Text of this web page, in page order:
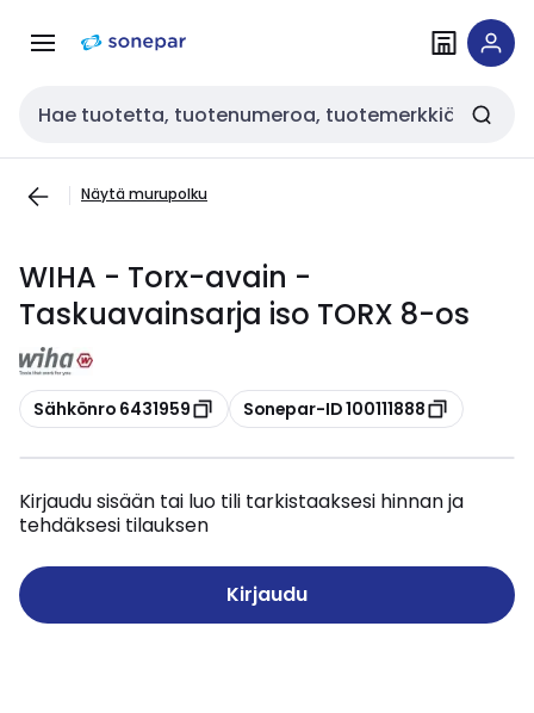
navigointiinsisältöön
Haku
Näytä murupolku
WIHA - Torx-avain -
Taskuavainsarja iso TORX 8-os
Kopioi
Sähkönro 6431959 Kopioi
Sonepar-ID 100111888
Kirjaudu sisään tai luo tili tarkistaaksesi hinnan ja
tehdäksesi tilauksen
Kirjaudu